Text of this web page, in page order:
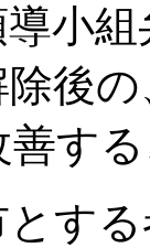
小
除後
す
す